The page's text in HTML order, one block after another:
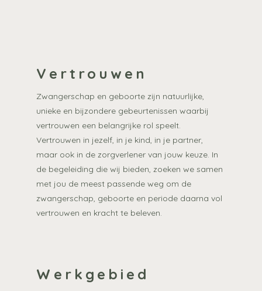
Vertrouwen
Zwangerschap en geboorte zijn natuurlijke,
unieke en bijzondere gebeurtenissen waarbij
vertrouwen een belangrijke rol speelt.
Vertrouwen in jezelf, in je kind, in je partner,
maar ook in de zorgverlener van jouw keuze. In
de begeleiding die wij bieden, zoeken we samen
met jou de meest passende weg om de
zwangerschap, geboorte en periode daarna vol
vertrouwen en kracht te beleven.
Werkgebied